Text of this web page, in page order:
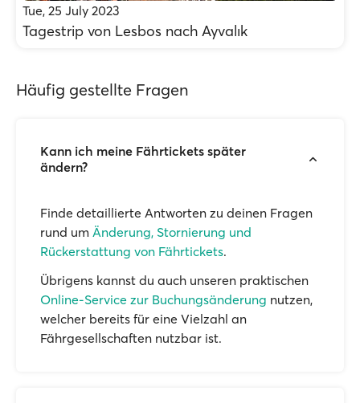
Tue, 25 July 2023
Tagestrip von Lesbos nach Ayvalık
Häufig gestellte Fragen
Kann ich meine Fährtickets später
ändern?
Finde detaillierte Antworten zu deinen Fragen
rund um Änderung, Stornierung und
Rückerstattung von Fährtickets.
Übrigens kannst du auch unseren praktischen
Online-Service zur Buchungsänderung nutzen,
welcher bereits für eine Vielzahl an
Fährgesellschaften nutzbar ist.